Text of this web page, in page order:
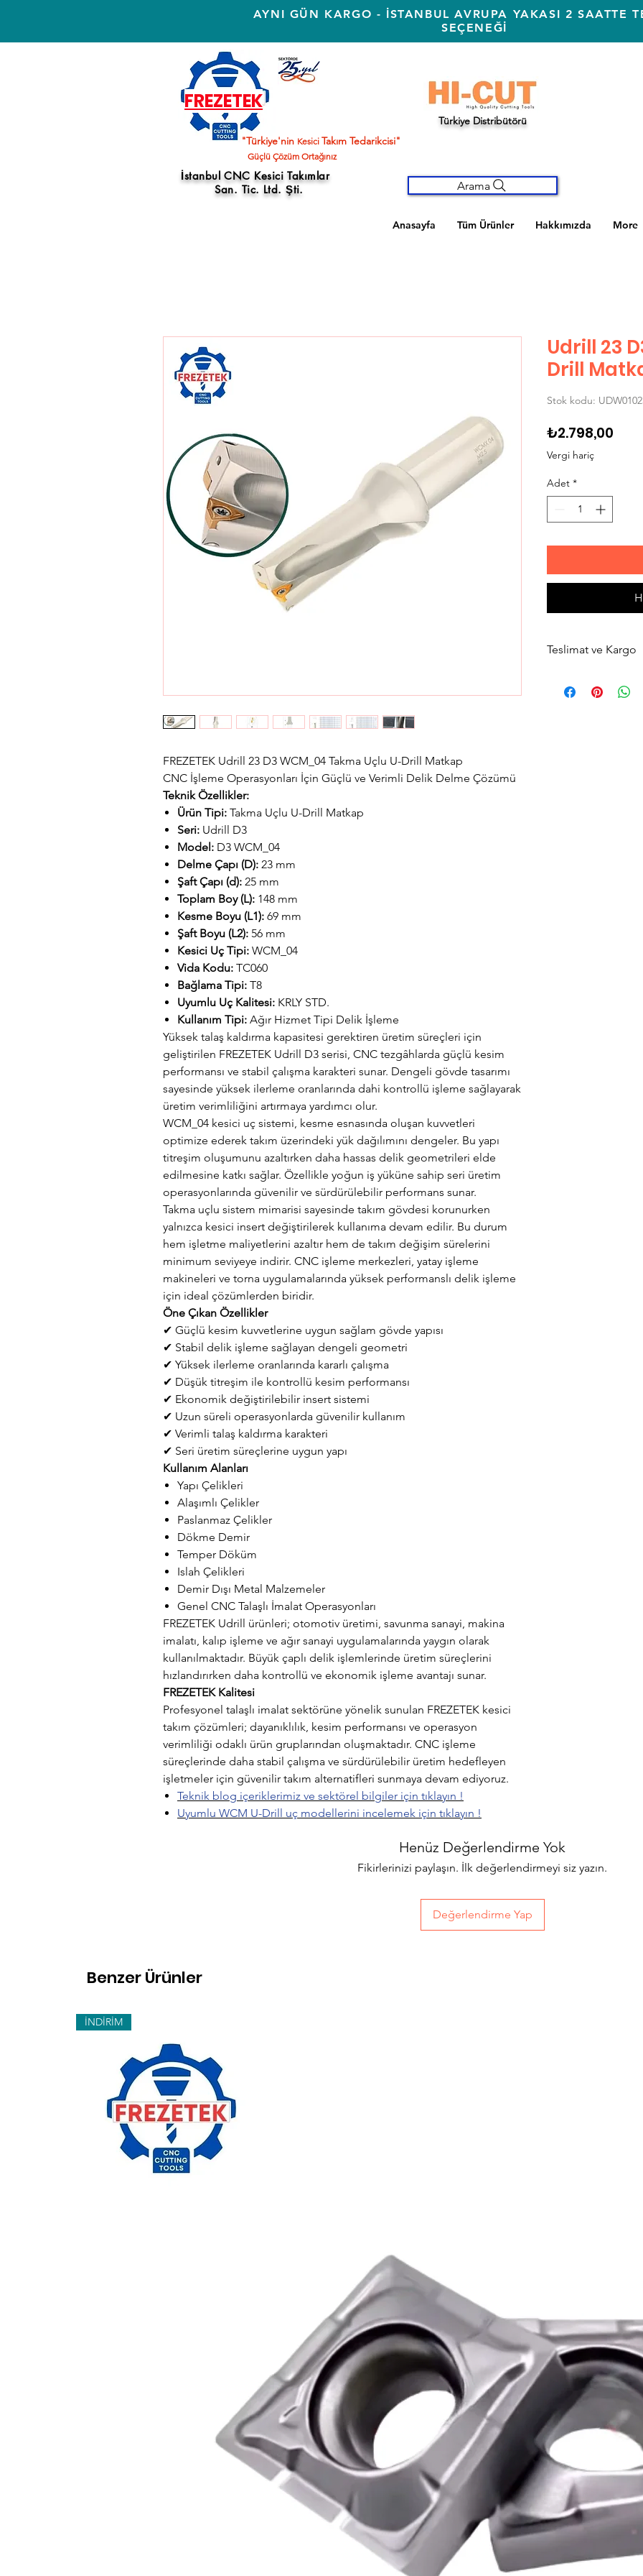
AYNI GÜN KARGO - İSTANBUL AVRUPA YAKASI 2 SAATTE
SEÇENEĞİ
FREZETEK
"Türkiye'nin Kesici Takım Tedarikcisi"
Türkiye Distribütörü
Güçlü Çözüm Ortağınız
İstanbul CNC Kesici Takımlar
San. Tic. Ltd. Şti.
Arama
Anasayfa Tüm Ürünler Hakkımızda More
FREZETEK Udrill 23 D3 WCM_04 Takma Uçlu U-Drill Matkap
CNC İşleme Operasyonları İçin Güçlü ve Verimli Delik Delme Çözümü
Teknik Özellikler:
Ürün Tipi: Takma Uçlu U-Drill Matkap
Seri: Udrill D3
Model: D3 WCM_04
Delme Çapı (D): 23 mm
Şaft Çapı (d): 25 mm
Toplam Boy (L): 148 mm
Kesme Boyu (L1): 69 mm
Şaft Boyu (L2): 56 mm
Kesici Uç Tipi: WCM_04
Vida Kodu: TC060
Bağlama Tipi: T8
Uyumlu Uç Kalitesi: KRLY STD.
Kullanım Tipi: Ağır Hizmet Tipi Delik İşleme
Yüksek talaş kaldırma kapasitesi gerektiren üretim süreçleri için
geliştirilen FREZETEK Udrill D3 serisi, CNC tezgâhlarda güçlü kesim
performansı ve stabil çalışma karakteri sunar. Dengeli gövde tasarımı
sayesinde yüksek ilerleme oranlarında dahi kontrollü işleme sağlayarak
üretim verimliliğini artırmaya yardımcı olur.
WCM_04 kesici uç sistemi, kesme esnasında oluşan kuvvetleri
optimize ederek takım üzerindeki yük dağılımını dengeler. Bu yapı
titreşim oluşumunu azaltırken daha hassas delik geometrileri elde
edilmesine katkı sağlar. Özellikle yoğun iş yüküne sahip seri üretim
operasyonlarında güvenilir ve sürdürülebilir performans sunar.
Takma uçlu sistem mimarisi sayesinde takım gövdesi korunurken
yalnızca kesici insert değiştirilerek kullanıma devam edilir. Bu durum
hem işletme maliyetlerini azaltır hem de takım değişim sürelerini
minimum seviyeye indirir. CNC işleme merkezleri, yatay işleme
makineleri ve torna uygulamalarında yüksek performanslı delik işleme
için ideal çözümlerden biridir.
Öne Çıkan Özellikler
✔ Güçlü kesim kuvvetlerine uygun sağlam gövde yapısı
✔ Stabil delik işleme sağlayan dengeli geometri
✔ Yüksek ilerleme oranlarında kararlı çalışma
✔ Düşük titreşim ile kontrollü kesim performansı
✔ Ekonomik değiştirilebilir insert sistemi
✔ Uzun süreli operasyonlarda güvenilir kullanım
✔ Verimli talaş kaldırma karakteri
✔ Seri üretim süreçlerine uygun yapı
Kullanım Alanları
Yapı Çelikleri
Alaşımlı Çelikler
Paslanmaz Çelikler
Dökme Demir
Temper Döküm
Islah Çelikleri
Demir Dışı Metal Malzemeler
Genel CNC Talaşlı İmalat Operasyonları
FREZETEK Udrill ürünleri; otomotiv üretimi, savunma sanayi, makina
imalatı, kalıp işleme ve ağır sanayi uygulamalarında yaygın olarak
kullanılmaktadır. Büyük çaplı delik işlemlerinde üretim süreçlerini
hızlandırırken daha kontrollü ve ekonomik işleme avantajı sunar.
FREZETEK Kalitesi
Profesyonel talaşlı imalat sektörüne yönelik sunulan FREZETEK kesici
takım çözümleri; dayanıklılık, kesim performansı ve operasyon
verimliliği odaklı ürün gruplarından oluşmaktadır. CNC işleme
süreçlerinde daha stabil çalışma ve sürdürülebilir üretim hedefleyen
işletmeler için güvenilir takım alternatifleri sunmaya devam ediyoruz.
Teknik blog içeriklerimiz ve sektörel bilgiler için tıklayın !
Uyumlu WCM U-Drill uç modellerini incelemek için tıklayın !
Udrill 23
Drill
Stok kodu:
₺2.798,00
Vergi hariç
Adet *
Teslimat ve Kargo
gün içerisinde
Henüz Değerlendirme Yok
Fikirlerinizi paylaşın. İlk değerlendirmeyi siz yazın.
Değerlendirme Yap
Benzer Ürünler
İNDİRİM